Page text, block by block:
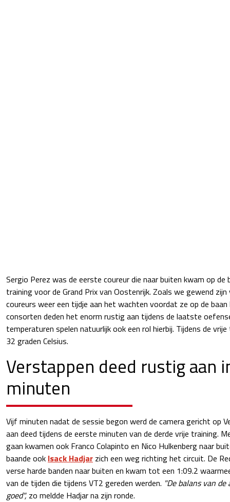
Sergio Perez was de eerste coureur die naar buiten kwam op de
training voor de Grand Prix van Oostenrijk. Zoals we gewend
coureurs weer een tijdje aan het wachten voordat ze op de baan
consorten deden het enorm rustig aan tijdens de laatste
temperaturen spelen natuurlijk ook een rol hierbij. Tijdens de
32 graden Celsius.
Verstappen deed rustig aan
minuten
Vijf minuten nadat de sessie begon werd de camera gericht op
aan deed tijdens de eerste minuten van de derde vrije training.
gaan kwamen ook Franco Colapinto en Nico Hulkenberg naar
baande ook Isack Hadjar zich een weg richting het circuit. De
verse harde banden naar buiten en kwam tot een 1:09.2
van de tijden die tijdens VT2 gereden werden. "De balans van
goed", zo meldde Hadjar na zijn ronde.